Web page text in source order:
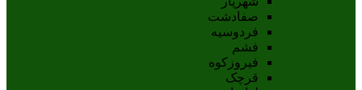
صفادشت
فردوسیه
فشم
فیروزکوه
قرچک